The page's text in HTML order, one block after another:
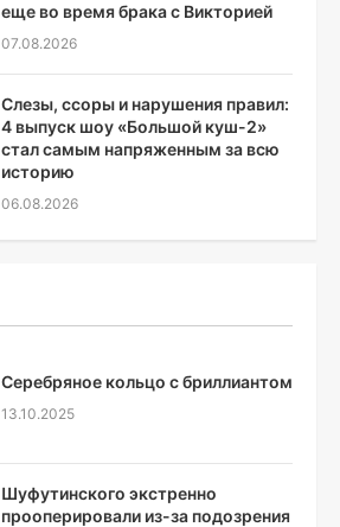
еще во время брака с Викторией
07.08.2026
Слезы, ссоры и нарушения правил:
4 выпуск шоу «Большой куш-2»
стал самым напряженным за всю
историю
06.08.2026
Серебряное кольцо с бриллиантом
13.10.2025
Шуфутинского экстренно
прооперировали из-за подозрения